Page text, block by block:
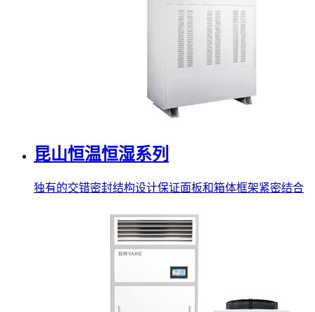
昆山恒温恒湿系列
独有的交错密封结构设计保证面板和箱体框架紧密结合